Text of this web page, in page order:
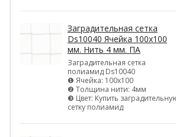
Заградительная сетка
Ds10040 Ячейка 100х100
мм. Нить 4 мм. ПА
Заградительная сетка
полиамид Ds10040
❶ Ячейка: 100х100
❷ Толщина нити: 4мм
❸ Цвет: Купить
сетку полиамид